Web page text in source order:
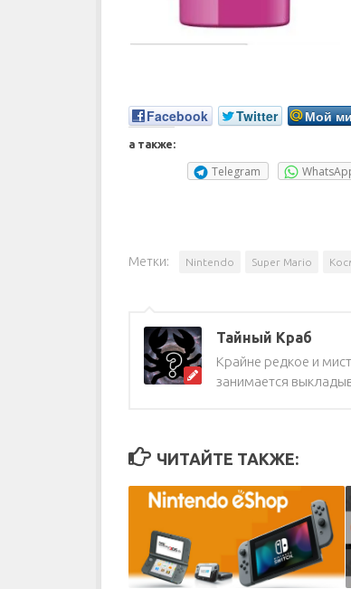
Facebook Twitter Мой
а также:
Telegram
Метки: Nintendo Super Mario
Тайный Краб
Крайне редкое и
занимается
ЧИТАЙТЕ ТАКЖЕ: